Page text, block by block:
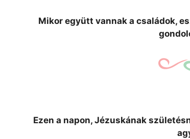
Mikor együtt vannak a családok,
Ezen a napon, Jézuskának